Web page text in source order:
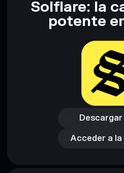
Solflare: la
potente
Descargar
Acceder a la
Acceder a